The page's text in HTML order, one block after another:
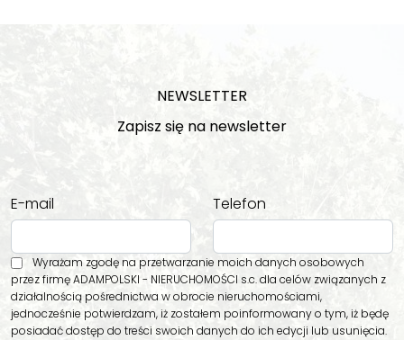
NEWSLETTER
Zapisz się na newsletter
E-mail Telefon
Wyrażam zgodę na przetwarzanie moich danych osobowych
przez firmę ADAMPOLSKI - NIERUCHOMOŚCI s.c. dla celów związanych z
działalnością pośrednictwa w obrocie nieruchomościami,
jednocześnie potwierdzam, iż zostałem poinformowany o tym, iż będę
posiadać dostęp do treści swoich danych do ich edycji lub usunięcia.